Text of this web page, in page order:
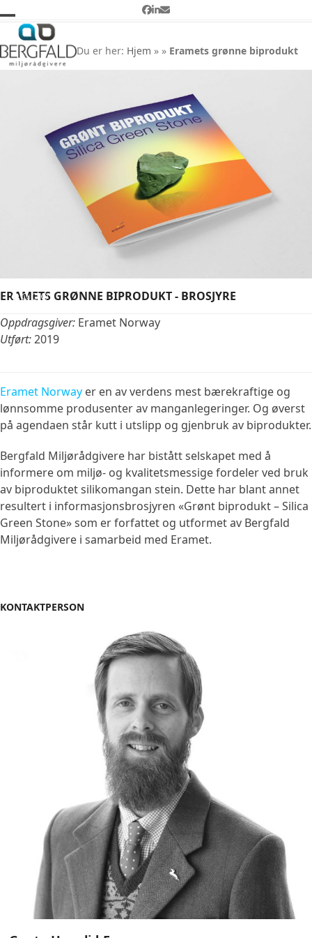
content
Facebook
LinkedIn
Email
Open
mobile
Close
mobile
Du er her: Hjem »» Eramets grønne biprodukt
ERAMETS GRØNNE BIPRODUKT - BROSJYRE
Oppdragsgiver: Eramet Norway
Utført:2019
Eramet Norway er en av verdens mest bærekraftige og
lønnsomme produsenter av manganlegeringer. Og øverst
på agendaen står kutt i utslipp og gjenbruk av biprodukter.
Bergfald Miljørådgivere har bistått selskapet med å
informere om miljø- og kvalitetsmessige fordeler ved bruk
av biproduktet silikomangan stein. Dette har blant annet
resultert i informasjonsbrosjyren «Grønt biprodukt – Silica
Green Stone» som er forfattet og utformet av Bergfald
Miljørådgivere i samarbeid med Eramet.
KONTAKTPERSON